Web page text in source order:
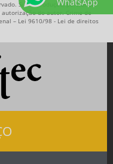
Sua reprodução, parcial ou
do autor. Crime de
– Lei 9610/98 - Lei de direitos